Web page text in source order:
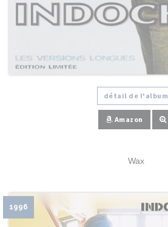
détail de l'album
Amazon
Wax
1996